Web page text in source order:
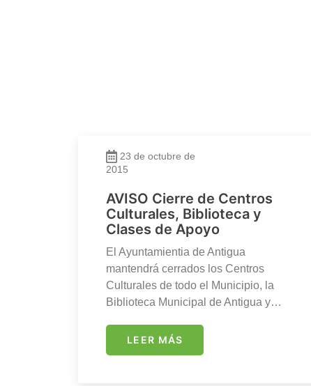
23 de octubre de
2015
AVISO Cierre de Centros
Culturales, Biblioteca y
Clases de Apoyo
El Ayuntamientia de Antigua
mantendrá cerrados los Centros
Culturales de todo el Municipio, la
Biblioteca Municipal de Antigua y…
LEER MÁS